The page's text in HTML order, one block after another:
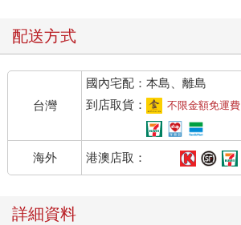
配送方式
台灣
國內宅配：本島、離島
到店取貨：
不限金額免運費
海外 港澳店取：
詳細資料